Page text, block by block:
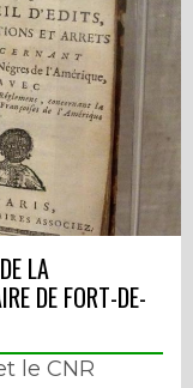
LA
DE FORT-DE-
le CNR